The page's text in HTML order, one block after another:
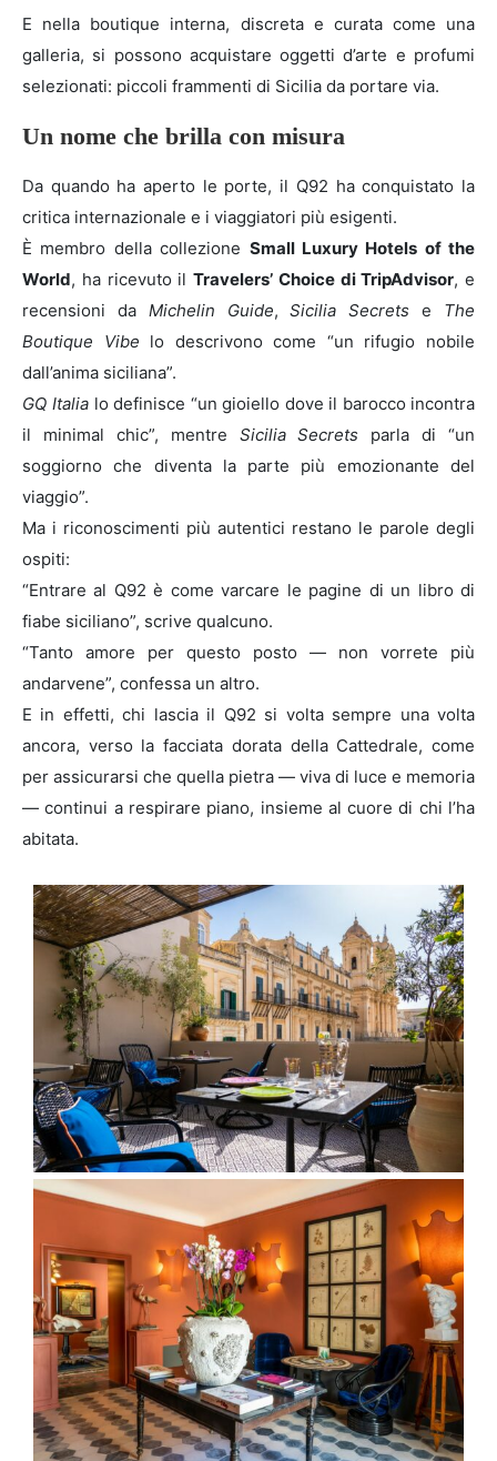
E nella boutique interna, discreta e curata come una
galleria, si possono acquistare oggetti d’arte e profumi
selezionati: piccoli frammenti di Sicilia da portare via.
Un nome che brilla con misura
Da quando ha aperto le porte, il Q92 ha conquistato la
critica internazionale e i viaggiatori più esigenti.
È membro della collezione Small Luxury Hotels of the
World, ha ricevuto il Travelers’ Choice di TripAdvisor, e
recensioni da Michelin Guide,Sicilia Secrets e The
Boutique Vibe lo descrivono come “un rifugio nobile
dall’anima siciliana”.
GQ Italia lo definisce “un gioiello dove il barocco incontra
il minimal chic”, mentre Sicilia Secrets parla di “un
soggiorno che diventa la parte più emozionante del
viaggio”.
Ma i riconoscimenti più autentici restano le parole degli
ospiti:
“Entrare al Q92 è come varcare le pagine di un libro di
fiabe siciliano”, scrive qualcuno.
“Tanto amore per questo posto — non vorrete più
andarvene”, confessa un altro.
E in effetti, chi lascia il Q92 si volta sempre una volta
ancora, verso la facciata dorata della Cattedrale, come
per assicurarsi che quella pietra — viva di luce e memoria
— continui a respirare piano, insieme al cuore di chi l’ha
abitata.